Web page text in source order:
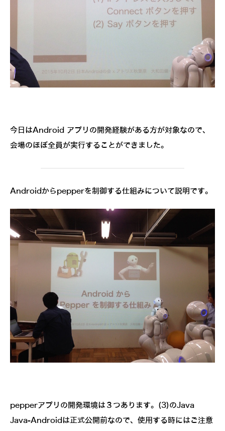
今日はAndroid アプリの開発経験がある方が対象なので、
会場のほぼ全員が実行することができました。
Androidからpepperを制御する仕組みについて説明です。
pepperアプリの開発環境は３つあります。(3)のJava
Java-Androidは正式公開前なので、使用する時にはご注意